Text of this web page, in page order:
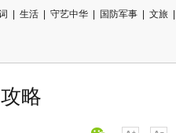
生活 守艺中华 国防军事 文旅
略